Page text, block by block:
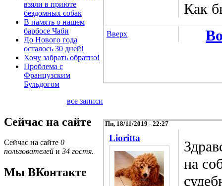
взяли в приюте
бездомных собак
В память о нашем
барбосе Чаби
До Нового года
осталось 30 дней!
Хочу забрать обратно!
Проблема с
Французским
Бульдогом
все записи
Сейчас на сайте
Сейчас на сайте 0
пользователей и 34 гостя.
Мы ВКонтакте
Как
Вверх
Пн, 18/11/2019 - 22:27
Lioritta
на